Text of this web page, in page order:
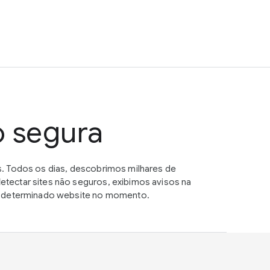
segura
Todos os dias, descobrimos milhares de
sites não seguros, exibimos avisos na
website no momento.